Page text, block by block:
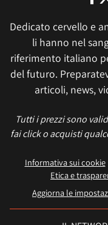
Dedicato cervello e
li hanno nel
riferimento italiano
del futuro.
articoli, news,
Tutti i prezzi sono
fai click o acquisti
Informativa sui cookie
Etica e
Aggiorna le